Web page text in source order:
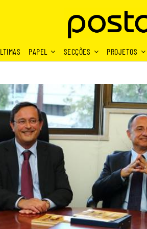
PAPEL SECÇÕES PROJETOS